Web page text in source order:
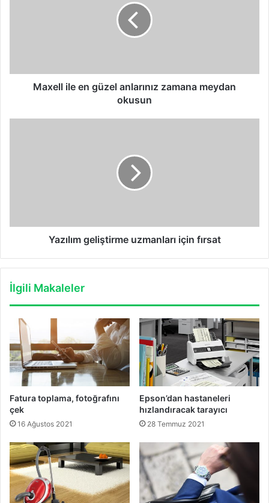
Maxell ile en güzel anlarınız zamana meydan
okusun
Yazılım geliştirme uzmanları için fırsat
İlgili Makaleler
Fatura toplama, fotoğrafını
çek
16 Ağustos 2021
Epson’dan hastaneleri
hızlandıracak tarayıcı
28 Temmuz 2021